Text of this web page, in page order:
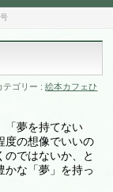
テゴリー :絵本カフェひ
「夢を持てない
度の想像でいいの
のではないか、と
かな「夢」を持っ